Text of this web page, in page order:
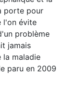
porte pour
l'on évite
problème
jamais
la maladie
paru en 2009